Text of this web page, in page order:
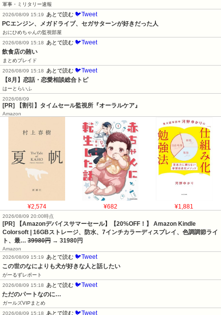
軍事・ミリタリー速報
2026/08/09 15:19
あとで読む 🐦Tweet
PCエンジン、メガドライブ、セガサターンが好きだった人
おにひめちゃんの監視部屋
2026/08/09 15:18
あとで読む 🐦Tweet
飲食店の賄い
まとめブレイド
2026/08/09 15:18
あとで読む 🐦Tweet
【8月】恋話・恋愛相談総合トピ
はーとらいふ
2026/08/09
[PR] 【割引】タイムセール監視所『オーラルケア』
Amazon
¥2,574 ¥682 ¥1,881
2026/08/09 20:00時点
[PR] 【Amazonデバイスサマーセール】【20%OFF！】 Amazon Kindle
Colorsoft | 16GBストレージ、防水、7インチカラーディスプレイ、色調調節ライ
ト、最… 39980円 → 31980円
Amazon
2026/08/09 15:19 あとで読む 🐦Tweet
この世のなによりも犬が好きな人と話したい
がーるずレポート
2026/08/09 15:18 あとで読む 🐦Tweet
ただのパートなのに…
ガールズVIPまとめ
2026/08/09 15:18 あとで読む 🐦Tweet